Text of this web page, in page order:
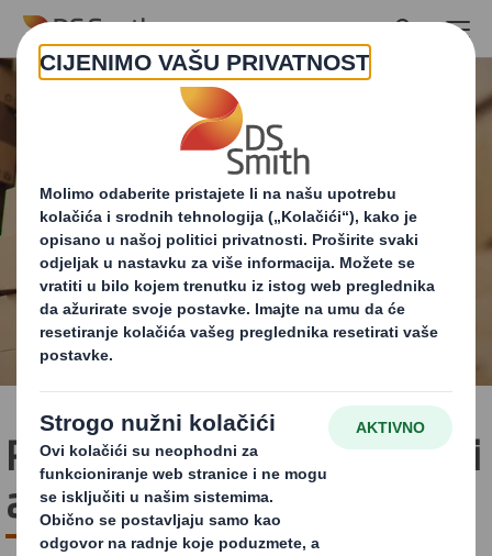
Skip to main content
PPWR: Uredba o ambalaži i
ambalažnom otpadu